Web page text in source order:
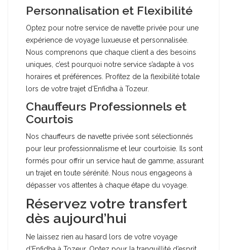
Personnalisation et Flexibilité
Optez pour notre service de navette privée pour une
expérience de voyage luxueuse et personnalisée.
Nous comprenons que chaque client a des besoins
uniques, c’est pourquoi notre service s’adapte à vos
horaires et préférences. Profitez de la flexibilité totale
lors de votre trajet d’Enfidha à Tozeur.
Chauffeurs Professionnels et
Courtois
Nos chauffeurs de navette privée sont sélectionnés
pour leur professionnalisme et leur courtoisie. Ils sont
formés pour offrir un service haut de gamme, assurant
un trajet en toute sérénité. Nous nous engageons à
dépasser vos attentes à chaque étape du voyage.
Réservez votre transfert
dès aujourd’hui
Ne laissez rien au hasard lors de votre voyage